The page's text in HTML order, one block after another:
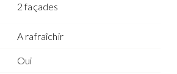
2 façades
A rafraîchir
Oui